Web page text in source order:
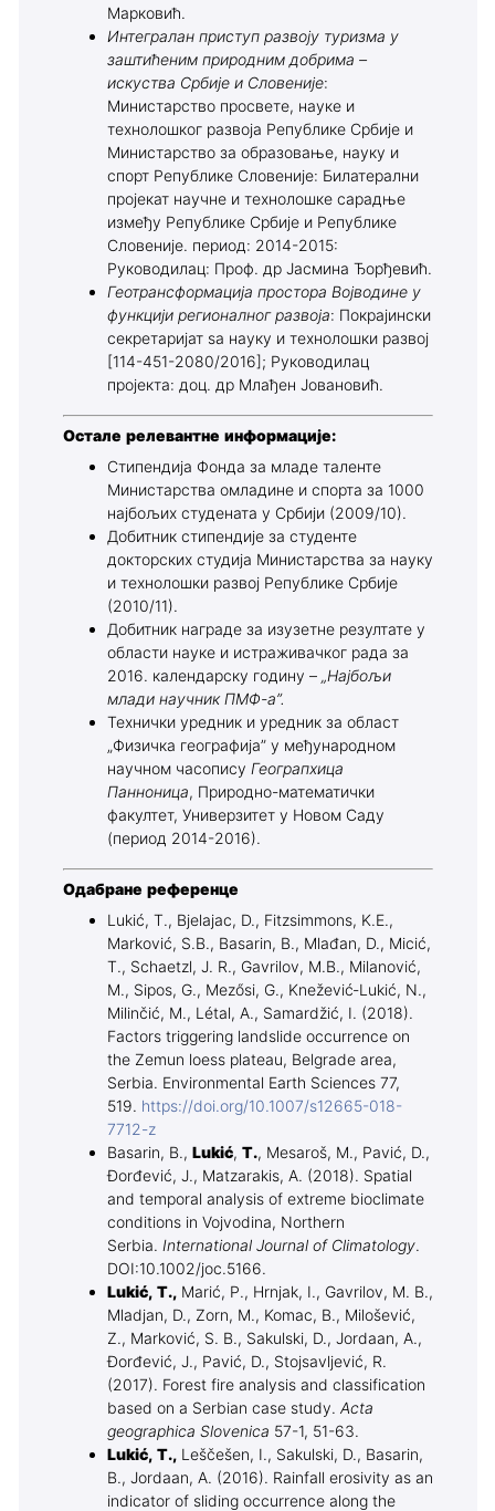
Марковић.
Интегралан приступ развоју туризма у
заштићеним природним добрима –
искуства Србије и Словеније:
Министарство просвете, науке и
технолошког развоја Републике Србије и
Министарство за образовање, науку и
спорт Републике Словеније: Билатерални
пројекат научне и технолошке сарадње
између Републике Србије и Републике
Словеније. период: 2014-2015:
Руководилац: Проф. др Јасмина Ђорђевић.
Геотрансформација простора Војводине у
функцији регионалног развоја: Покрајински
секретаријат ѕа науку и технолошки развој
[114-451-2080/2016]; Руководилац
пројекта: доц. др Млађен Јовановић.
Остале релевантне информације:
Стипендија Фонда за младе таленте
Министарства омладине и спорта за 1000
најбољих студената у Србији (2009/10).
Добитник стипендије за студенте
докторских студија Министарства за науку
и технолошки развој Републике Србије
(2010/11).
Добитник награде за изузетне резултате у
области науке и истраживачког рада за
2016. календарску годину – „Најбољи
млади научник ПМФ-а”.
Технички уредник и уредник за област
„Физичка географија” у међународном
научном часопису Геограпхица
Панноница, Природно-математички
факултет, Универзитет у Новом Саду
(период 2014-2016).
Одабране референце
Lukić, T., Bjelajac, D., Fitzsimmons, K.E.,
Marković, S.B., Basarin, B., Mlađan, D., Micić,
T., Schaetzl, J. R., Gavrilov, M.B., Milanović,
M., Sipos, G., Mezősi, G., Knežević‑Lukić, N.,
Milinčić, M., Létal, A., Samardžić, I. (2018).
Factors triggering landslide occurrence on
the Zemun loess plateau, Belgrade area,
Serbia. Environmental Earth Sciences 77,
519. https://doi.org/10.1007/s12665-018-
7712-z
Basarin, B., Lukić, T., Mesaroš, M., Pavić, D.,
Đorđević, J., Matzarakis, A. (2018). Spatial
and temporal analysis of extreme bioclimate
conditions in Vojvodina, Northern
Serbia. International Journal of Climatology.
DOI:10.1002/joc.5166.
Lukić, T.,Marić, P., Hrnjak, I., Gavrilov, M. B.,
Mladjan, D., Zorn, M., Komac, B., Milošević,
Z., Marković, S. B., Sakulski, D., Jordaan, A.,
Đorđević, J., Pavić, D., Stojsavljević, R.
(2017). Forest fire analysis and classification
based on a Serbian case study. Acta
geographica Slovenica 57-1, 51-63.
Lukić, T.,Leščešen, I., Sakulski, D., Basarin,
B., Jordaan, A. (2016). Rainfall erosivity as an
indicator of sliding occurrence along the